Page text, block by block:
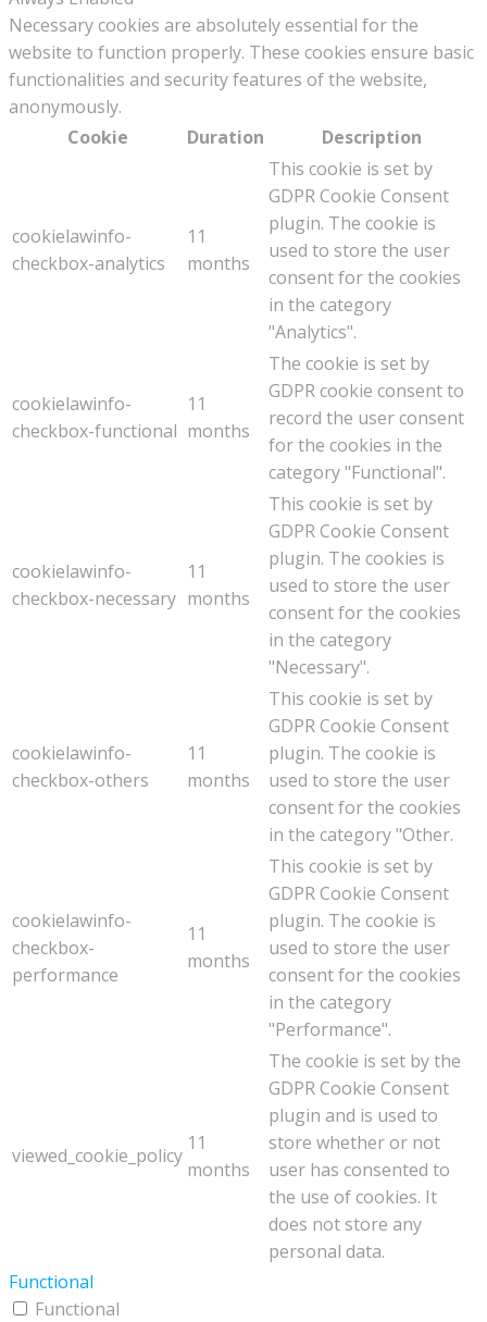
Necessary cookies are absolutely essential for the
website to function properly. These cookies ensure basic
functionalities and security features of the website,
anonymously.
Cookie
Duration Description
cookielawinfo-
checkbox-analytics
11
months
This cookie is set by
GDPR Cookie Consent
plugin. The cookie is
used to store the user
consent for the cookies
in the category
"Analytics".
cookielawinfo-
checkbox-functional
11
months
The cookie is set by
GDPR cookie consent to
record the user consent
for the cookies in the
category "Functional".
cookielawinfo-
checkbox-necessary
11
months
This cookie is set by
GDPR Cookie Consent
plugin. The cookies is
used to store the user
consent for the cookies
in the category
"Necessary".
cookielawinfo-
checkbox-others
11
months
This cookie is set by
GDPR Cookie Consent
plugin. The cookie is
used to store the user
consent for the cookies
in the category "Other.
cookielawinfo-
checkbox-
performance
11
months
This cookie is set by
GDPR Cookie Consent
plugin. The cookie is
used to store the user
consent for the cookies
in the category
"Performance".
viewed_cookie_policy
11
months
The cookie is set by the
GDPR Cookie Consent
plugin and is used to
store whether or not
user has consented to
the use of cookies. It
does not store any
personal data.
Functional
Functional